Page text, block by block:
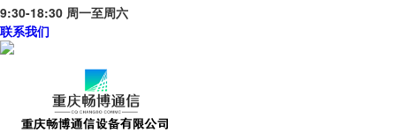
9:30-18:30 周一至周六
联系我们